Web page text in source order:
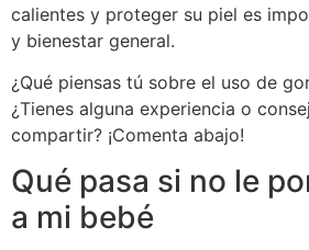
calientes y proteger su piel es
y bienestar general.
¿Qué piensas tú sobre el uso de
¿Tienes alguna experiencia o
compartir? ¡Comenta abajo!
Qué pasa si no le
a mi bebé